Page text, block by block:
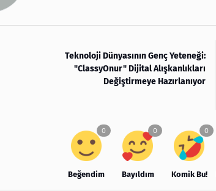
Teknoloji Dünyasının Genç Yeteneği:
"ClassyOnur" Dijital Alışkanlıkları
Değiştirmeye Hazırlanıyor
Beğendim Bayıldım Komik Bu!